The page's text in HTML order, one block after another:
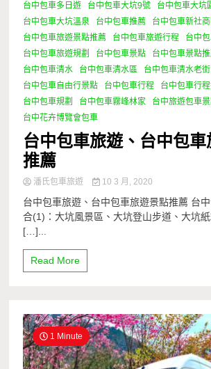
台中包車多日遊
台中包車大坑9號
台中包車大坑
台中包車大坑溫泉
台中包車推薦 台中包車新社商
台中包車旅遊景點推薦
台中包車旅遊行程
台中
台中包車旅遊規劃
台中包車景點 台中包車景點
台中包車清水
台中包車清水區 台中包車清水老街
台中包車自由行景點
台中包車行程 台中包車行
台中包車規劃
台中包車霧峰林家 台中旅遊包車
台中花卉博覽會包車
台中包車旅遊、台中包
推薦
潘氏包車旅遊 10 3 月, 2020
台中包車旅遊、台中包車旅遊景點推薦 台
合(1)：大坑風景區、大坑登山步道、大坑
[…]...
Read More
1 Minute